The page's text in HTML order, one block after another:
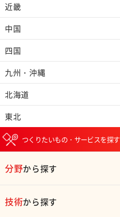
近畿
中国
四国
九州・沖縄
北海道
東北
つくりたいもの・サービスを探す
分野から探す
技術から探す